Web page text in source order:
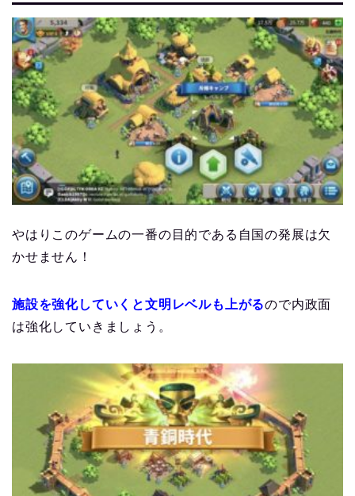
やはりこのゲームの一番の目的である自国の発展は欠
かせません！
施設を強化していくと文明レベルも上がるので内政面
は強化していきましょう。